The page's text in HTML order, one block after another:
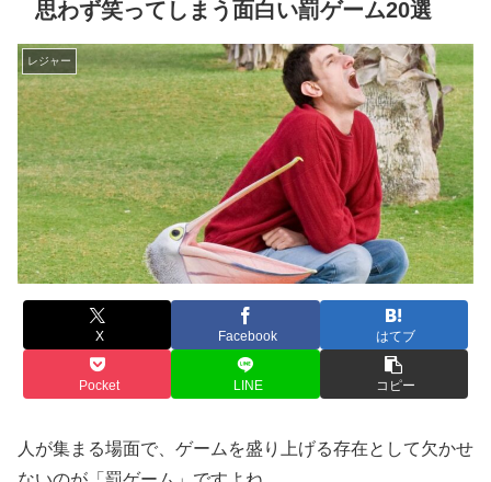
思わず笑ってしまう面白い罰ゲーム20選
レジャー
X Facebook はてブ
Pocket LINE コピー
人が集まる場面で、ゲームを盛り上げる存在として欠かせ